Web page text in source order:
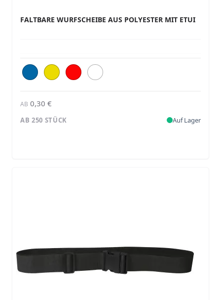
FALTBARE WURFSCHEIBE AUS POLYESTER MIT ETUI
AB 0,30 €
AB 250 STÜCK Auf Lager